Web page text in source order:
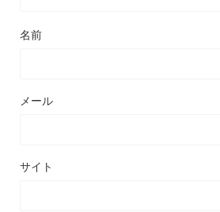
名前
メール
サイト